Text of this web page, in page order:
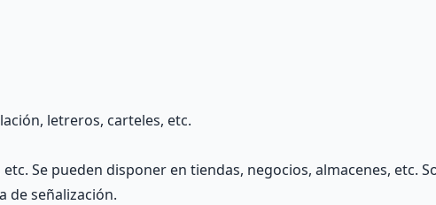
letreros, carteles, etc.
Se pueden disponer en tiendas, negocios, almacenes, etc.
de señalización.